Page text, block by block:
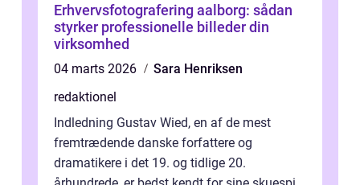
Erhvervsfotografering aalborg: sådan
styrker professionelle billeder din
virksomhed
04 marts 2026
Sara Henriksen
redaktionel
Indledning Gustav Wied, en af de mest
fremtrædende danske forfattere og
dramatikere i det 19. og tidlige 20.